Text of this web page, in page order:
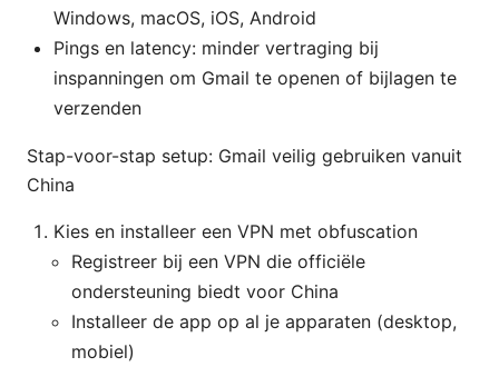
Windows, macOS, iOS, Android
Pings en latency: minder vertraging bij
inspanningen om Gmail te openen of bijlagen te
verzenden
Stap-voor-stap setup: Gmail veilig gebruiken vanuit
China
Kies en installeer een VPN met obfuscation
Registreer bij een VPN die officiële
ondersteuning biedt voor China
Installeer de app op al je apparaten (desktop,
mobiel)